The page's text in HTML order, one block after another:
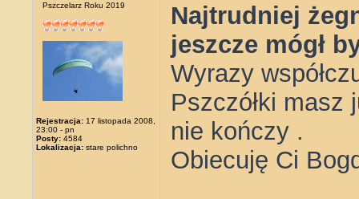
Pszczelarz Roku 2019
Rejestracja: 17 listopada 2008,
23:00 - pn
Posty: 4584
Lokalizacja: stare polichno
Najtrudniej
jeszcze mógł
Wyrazy
Pszczółki masz
nie kończy .
Obiecuję Ci